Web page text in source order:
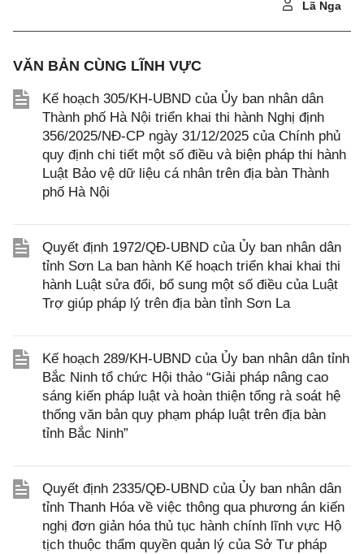
Lã Nga
VĂN BẢN CÙNG LĨNH VỰC
Kế hoạch 305/KH-UBND của Ủy ban nhân dân
Thành phố Hà Nội triển khai thi hành Nghị định
356/2025/NĐ-CP ngày 31/12/2025 của Chính phủ
quy định chi tiết một số điều và biện pháp thi hành
Luật Bảo vệ dữ liệu cá nhân trên địa bàn Thành
phố Hà Nội
Quyết định 1972/QĐ-UBND của Ủy ban nhân dân
tỉnh Sơn La ban hành Kế hoạch triển khai khai thi
hành Luật sửa đổi, bổ sung một số điều của Luật
Trợ giúp pháp lý trên địa bàn tỉnh Sơn La
Kế hoạch 289/KH-UBND của Ủy ban nhân dân tỉnh
Bắc Ninh tổ chức Hội thảo “Giải pháp nâng cao
sáng kiến pháp luật và hoàn thiện tổng rà soát hệ
thống văn bản quy phạm pháp luật trên địa bàn
tỉnh Bắc Ninh”
Quyết định 2335/QĐ-UBND của Ủy ban nhân dân
tỉnh Thanh Hóa về việc thông qua phương án kiến
nghị đơn giản hóa thủ tục hành chính lĩnh vực Hộ
tịch thuộc thẩm quyền quản lý của Sở Tư pháp